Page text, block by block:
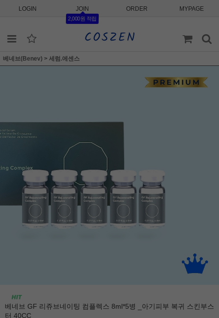
LOGIN JOIN
2,000원 적립
ORDER MYPAGE
베네브(Benev) > 세럼.에센스
베네브 GF 리쥬브네이팅 컴플렉스 8ml*5병 _아기피부 복귀 스킨부스
터 40CC